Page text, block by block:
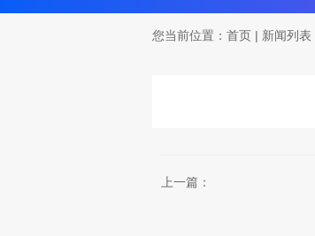
您当前位置： 首页 | 新闻列表
上一篇：